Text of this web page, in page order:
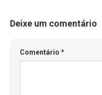
Deixe um comentário
Comentário *